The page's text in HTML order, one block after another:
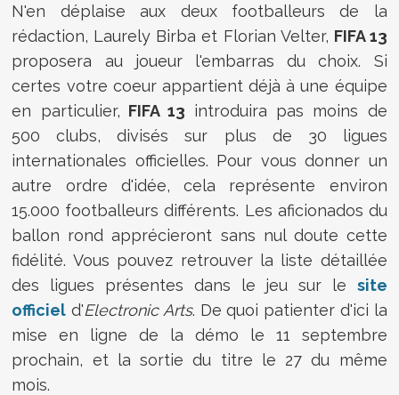
N'en déplaise aux deux footballeurs de la
rédaction, Laurely Birba et Florian Velter, FIFA 13
proposera au joueur l'embarras du choix. Si
certes votre coeur appartient déjà à une équipe
en particulier, FIFA 13 introduira pas moins de
500 clubs, divisés sur plus de 30 ligues
internationales officielles. Pour vous donner un
autre ordre d'idée, cela représente environ
15.000 footballeurs différents. Les aficionados du
ballon rond apprécieront sans nul doute cette
fidélité. Vous pouvez retrouver la liste détaillée
des ligues présentes dans le jeu sur le site
officiel d'Electronic Arts. De quoi patienter d'ici la
mise en ligne de la démo le 11 septembre
prochain, et la sortie du titre le 27 du même
mois.